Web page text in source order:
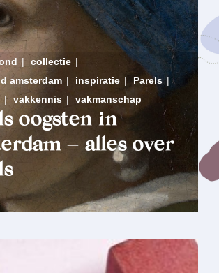
| collectie |
amsterdam | inspiratie | Parels |
| vakkennis | vakmanschap
oogsten in
– alles over